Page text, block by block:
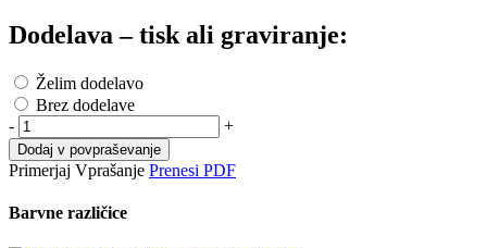
Dodelava – tisk ali graviranje:
Želim dodelavo
Brez dodelave
-
+
Dodaj v povpraševanje
Primerjaj Vprašanje Prenesi PDF
Barvne različice